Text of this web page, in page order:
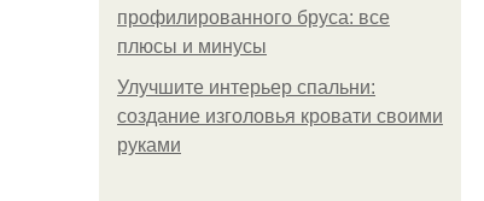
профилированного бруса: все
плюсы и минусы
Улучшите интерьер спальни:
создание изголовья кровати своими
руками